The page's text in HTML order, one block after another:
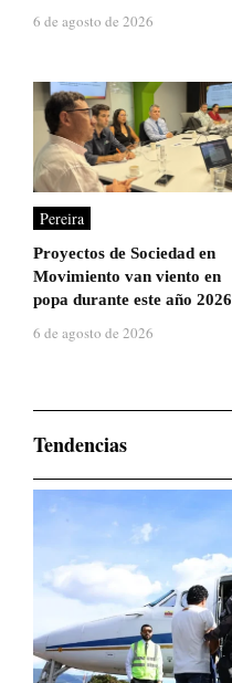
6 de agosto de 2026
Pereira
Proyectos de Sociedad en
Movimiento van viento en
popa durante este año 2026
6 de agosto de 2026
Tendencias